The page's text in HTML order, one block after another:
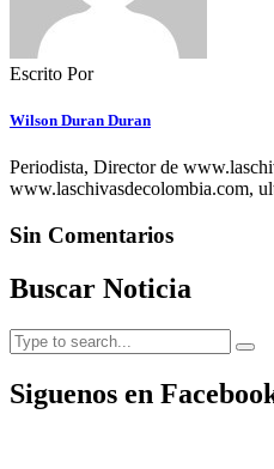
Escrito Por
Wilson Duran Duran
Periodista, Director de
www.laschivasdecolombia.com,
Sin Comentarios
Buscar Noticia
Siguenos en